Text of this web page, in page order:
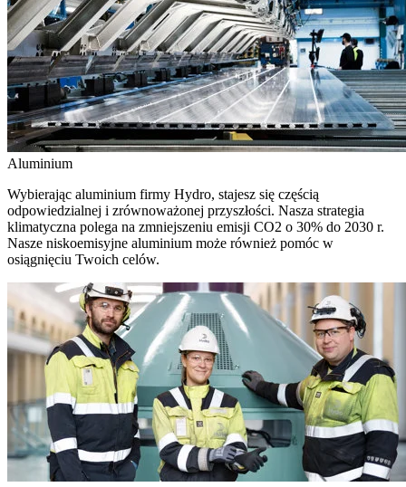
Aluminium
Wybierając aluminium firmy Hydro, stajesz się częścią
odpowiedzialnej i zrównoważonej przyszłości. Nasza strategia
klimatyczna polega na zmniejszeniu emisji CO2 o 30% do 2030 r.
Nasze niskoemisyjne aluminium może również pomóc w
osiągnięciu Twoich celów.